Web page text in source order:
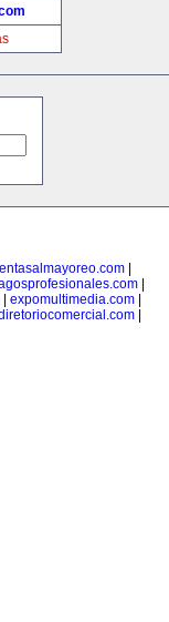
|
expomultimedia.com
|